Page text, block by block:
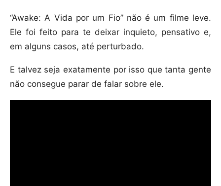
“Awake: A Vida por um Fio” não é um filme leve.
Ele foi feito para te deixar inquieto, pensativo e,
em alguns casos, até perturbado.
E talvez seja exatamente por isso que tanta gente
não consegue parar de falar sobre ele.